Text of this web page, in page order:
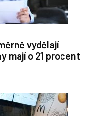
vydělají
mají o 21 procent